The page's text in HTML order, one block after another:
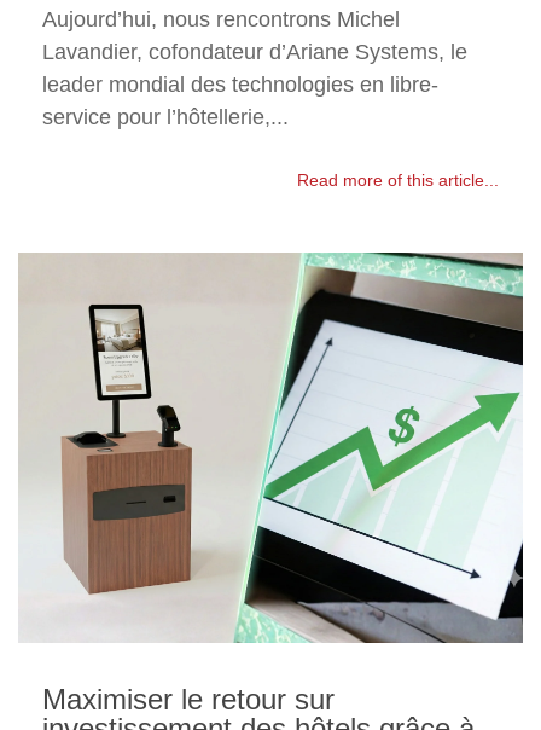
Aujourd’hui, nous rencontrons Michel
Lavandier, cofondateur d’Ariane Systems, le
leader mondial des technologies en libre-
service pour l’hôtellerie,...
Read more of this article...
Maximiser le retour sur